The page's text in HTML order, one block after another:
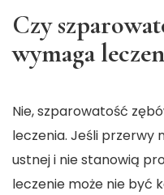
Czy
wymaga
Nie, szparowatość
leczenia. Jeśli przerwy
ustnej i nie stanowią
leczenie może nie być